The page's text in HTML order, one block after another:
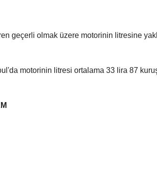
geçerli olmak üzere motorinin litresine
motorinin litresi ortalama 33 lira 87